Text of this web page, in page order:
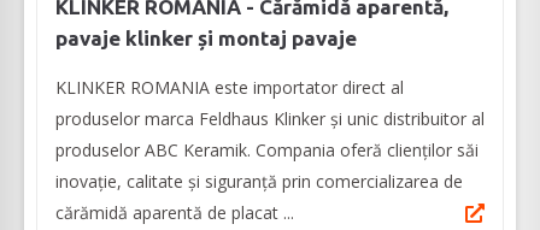
KLINKER ROMANIA - Cărămidă aparentă,
pavaje klinker și montaj pavaje
KLINKER ROMANIA este importator direct al
produselor marca Feldhaus Klinker și unic distribuitor al
produselor ABC Keramik. Compania oferă clienților săi
inovație, calitate și siguranță prin comercializarea de
cărămidă aparentă de placat ...